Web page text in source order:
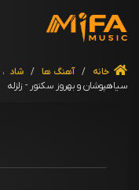
خانه / آهنگ ها / شاد ،
سیاهپوشان و بهروز سکتور - زلزله